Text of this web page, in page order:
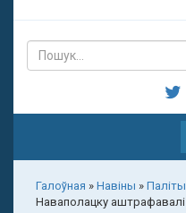
Галоўная » Навіны »
Наваполацку аштрафавалі